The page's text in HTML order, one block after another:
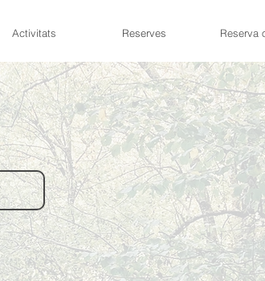
Activitats Reserves Reserva